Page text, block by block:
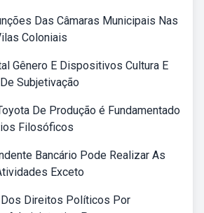
Das Câmaras Municipais Nas
Coloniais
Gênero E Dispositivos Cultura E
Subjetivação
De Produção é Fundamentado
Filosóficos
Bancário Pode Realizar As
Exceto
Direitos Políticos Por